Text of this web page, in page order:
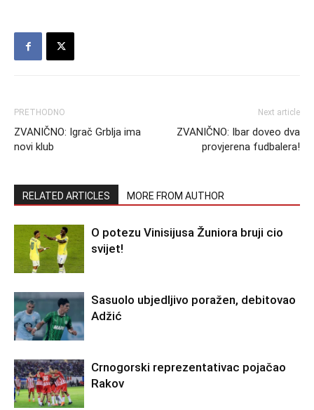
PRETHODNO
ZVANIČNO: Igrač Grblja ima
novi klub
Next article
ZVANIČNO: Ibar doveo dva
provjerena fudbalera!
RELATED ARTICLES MORE FROM AUTHOR
O potezu Vinisijusa Žuniora bruji cio
svijet!
Sasuolo ubjedljivo poražen, debitovao
Adžić
Crnogorski reprezentativac pojačao
Rakov